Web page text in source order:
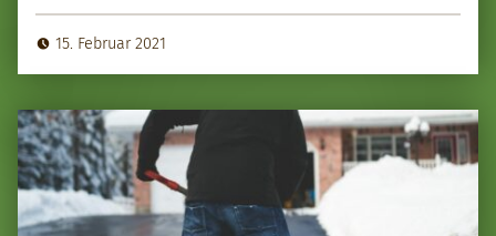
15. Februar 2021